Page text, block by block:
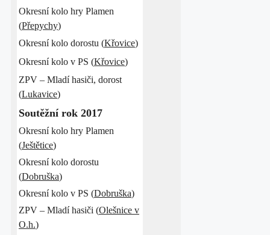
Okresní kolo hry Plamen
(Přepychy)
Okresní kolo dorostu (Křovice)
Okresní kolo v PS (Křovice)
ZPV – Mladí hasiči, dorost
(Lukavice)
Soutěžní rok 2017
Okresní kolo hry Plamen
(Ještětice)
Okresní kolo dorostu
(Dobruška)
Okresní kolo v PS (Dobruška)
ZPV – Mladí hasiči (Olešnice v
O.h.)